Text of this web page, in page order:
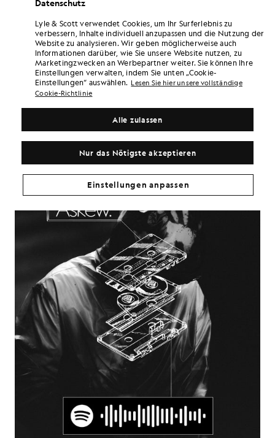
Die Kamera hielt ihn in einer Mischung aus konzentrierter Stille und
Schatten fällt über sein Gesicht, und er wirkt wie der ernsthafte
Künstler, der tief in Gedanken versunken ist. Im nächsten Moment
bricht ein Lächeln über sein Gesicht, er zieht die Jacke fest an sich,
und die Grüntöne erblühen unter seinen Händen. Es ist diese
Mischung aus ruhiger Selbstsicherheit und Spielfreude, die ihn zur
naheliegenden Wahl für „Futureproof“ machte.
Als das Interview zu Ende ging, dachte Finn darüber nach, was ihn
antreibt. „Ich habe es geliebt, jede Menge unterschiedlicher Klänge
Datenschutz
Lyle & Scott verwendet Cookies, um Ihr Surferlebnis zu
verbessern, Inhalte individuell anzupassen und die Nutzung der
Website zu analysieren. Wir geben möglicherweise auch
Informationen darüber, wie Sie unsere Website nutzen, zu
Marketingzwecken an Werbepartner weiter. Sie können Ihre
Einstellungen verwalten, indem Sie unten „Cookie-
Einstellungen“ auswählen. Lesen Sie hier unsere vollständige
Cookie-Richtlinie
Nur das Nötigste akzeptieren
Alle zulassen
Einstellungen anpassen